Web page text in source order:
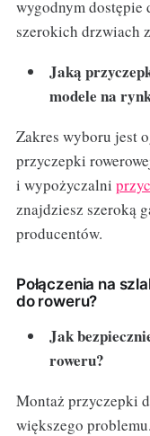
wygodnym
szerokich drzwiach
Jaką
modele na
Zakres wyboru jest
przyczepki
i wypożyczalni
znajdziesz szeroką
producentów.
Połączenia na
do roweru?
Jak
roweru?
Montaż przyczepki
większego